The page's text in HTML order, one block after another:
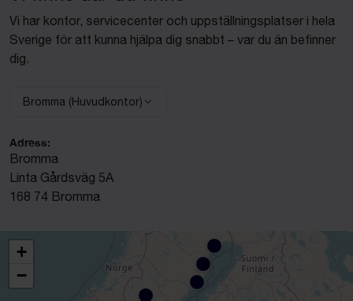
Vi har kontor, servicecenter och uppställningsplatser i hela
Sverige för att kunna hjälpa dig snabbt – var du än befinner
dig.
Välj anläggning:
Bromma (Huvudkontor)
Adress:
Bromma
Linta Gårdsväg 5A
168 74 Bromma
+
−